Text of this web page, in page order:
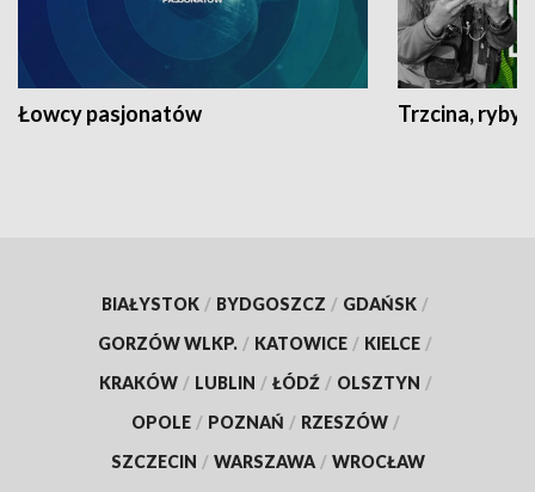
Łowcy pasjonatów Trzcina, ryby
BIAŁYSTOK / BYDGOSZCZ / GDAŃSK /
GORZÓW WLKP. / KATOWICE / KIELCE /
KRAKÓW / LUBLIN / ŁÓDŹ / OLSZTYN /
OPOLE / POZNAŃ / RZESZÓW /
SZCZECIN / WARSZAWA / WROCŁAW